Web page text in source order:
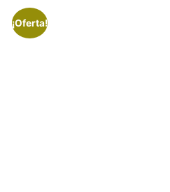
¡Oferta!